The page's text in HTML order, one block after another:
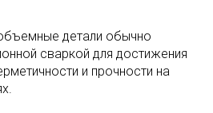
детали обычно
сваркой для достижения
и прочности на